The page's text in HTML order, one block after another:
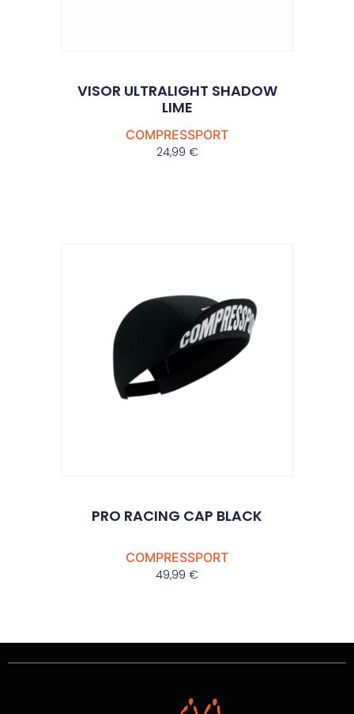
VISOR ULTRALIGHT SHADOW
LIME
COMPRESSPORT
24,99 €
PRO RACING CAP BLACK
COMPRESSPORT
49,99 €